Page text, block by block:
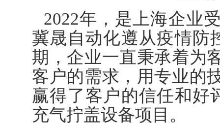
2022年，是上海企业
冀晟自动化遵从疫情防
期，企业一直秉承着为
客户的需求，用专业的
赢得了客户的信任和好
充气拧盖设备项目。